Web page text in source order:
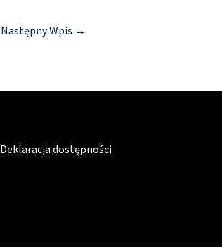
Następny Wpis →
Deklaracja dostępności